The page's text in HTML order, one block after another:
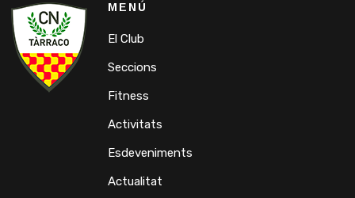
MENÚ
El Club
Seccions
Fitness
Activitats
Esdeveniments
Actualitat